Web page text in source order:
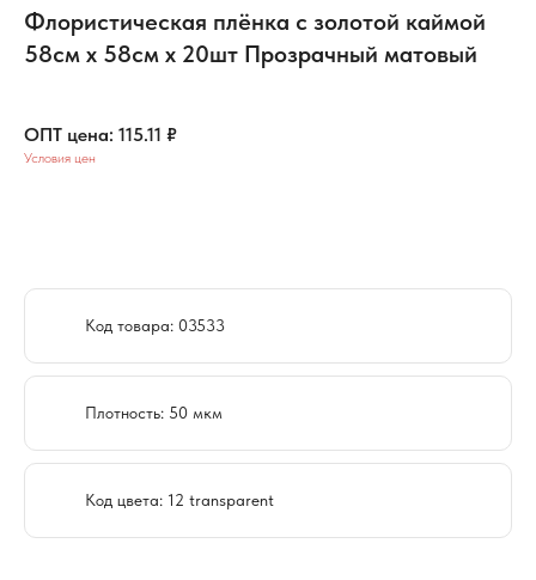
Флористическая плёнка с золотой каймой
58см х 58см x 20шт Прозрачный матовый
115.11 ₽
Условия цен
Код товара: 03533
Плотность: 50 мкм
Код цвета: 12 transparent